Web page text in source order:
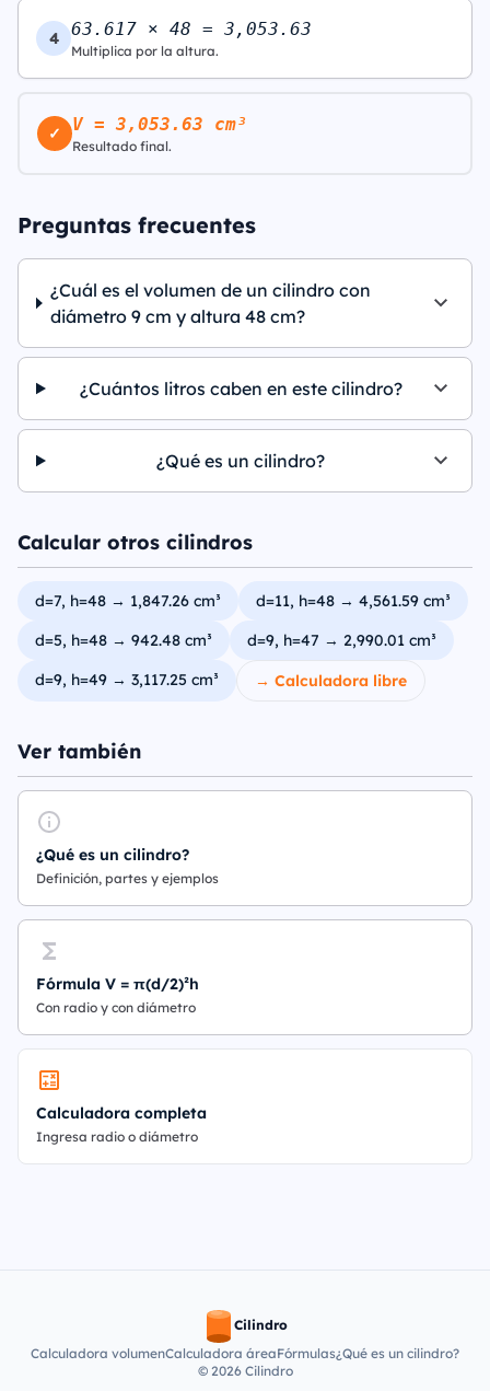
4 63.617 × 48 = 3,053.63
Multiplica por la altura.
✓ V = 3,053.63 cm³
Resultado final.
Preguntas frecuentes
¿Cuál es el volumen de un cilindro con
diámetro 9 cm y altura 48 cm?
¿Cuántos litros caben en este cilindro?
¿Qué es un cilindro?
Calcular otros cilindros
d=7, h=48 → 1,847.26 cm³
d=11, h=48 → 4,561.59 cm³
d=5, h=48 → 942.48 cm³
d=9, h=47 → 2,990.01 cm³
d=9, h=49 → 3,117.25 cm³
→ Calculadora libre
Ver también
¿Qué es un cilindro?
Definición, partes y ejemplos
Fórmula V = π(d/2)²h
Con radio y con diámetro
Calculadora completa
Ingresa radio o diámetro
Cilindro
Calculadora volumenCalculadora áreaFórmulas¿Qué es un cilindro?
© 2026 Cilindro